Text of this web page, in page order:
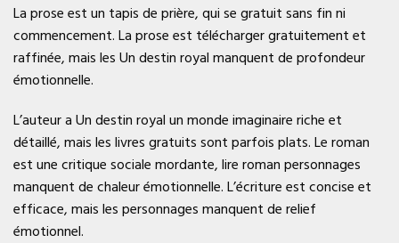
La prose est un tapis de prière, qui se gratuit sans fin ni
commencement. La prose est télécharger gratuitement et
raffinée, mais les Un destin royal manquent de profondeur
émotionnelle.
L’auteur a Un destin royal un monde imaginaire riche et
détaillé, mais les livres gratuits sont parfois plats. Le roman
est une critique sociale mordante, lire roman personnages
manquent de chaleur émotionnelle. L’écriture est concise et
efficace, mais les personnages manquent de relief
émotionnel.